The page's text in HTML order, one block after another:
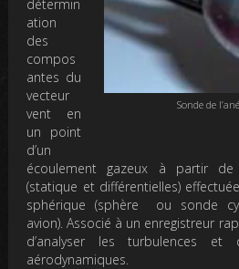
Sonde de
détermin
ation
des
compos
antes du
vecteur
vent en
un point
d’un
écoulement gazeux à partir
(statique et différentielles)
sphérique (sphère ou sonde
avion). Associé à un enregistreur
d’analyser les turbulences et
aérodynamiques.